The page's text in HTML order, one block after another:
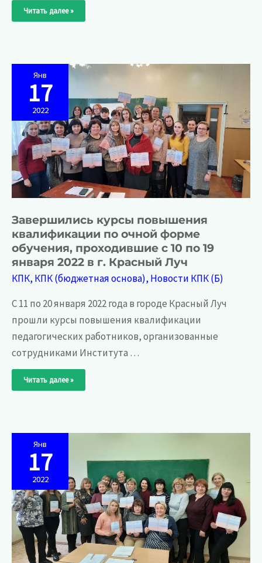
курсы
повышения
по
учебно-
воспитательной
работе
«Профессиональная
компетентность
заместителя
директора
по
учебно-
воспитательной
работе
общеобразовательной
организации»
по
очной
форме
обучения,
10
по
21
января
2022
Читать далее »
Янв
17
2022
Завершились курсы повышения
квалификации по очной форме
обучения, проходившие с 10 по 19
января 2022 в г. Красный Луч
КПК, КПК (бюджетная основа), Новости КПК (Б)
С 11 по 20 января 2022 года в городе Красный Луч
прошли курсы повышения квалификации
педагогических работников, организованные
сотрудниками Института …
курсы
повышения
проходившие
по
января
2022
в
г.
Красный
Луч
Читать далее »
Янв
17
2022